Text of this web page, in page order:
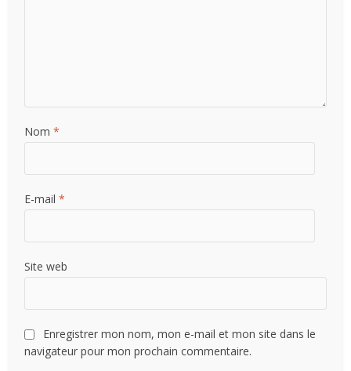
Nom*
E-mail*
Site web
Enregistrer mon nom, mon e-mail et mon site dans le
navigateur pour mon prochain commentaire.